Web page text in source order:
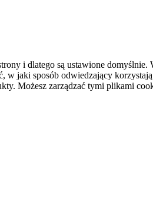
i dlatego są ustawione
w jaki sposób odwiedzający
Możesz zarządzać tymi plikami